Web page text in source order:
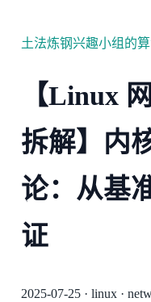
土法炼钢兴趣小组的
【Linux
拆解】内
论：从基
证
2025-07-25· linux·